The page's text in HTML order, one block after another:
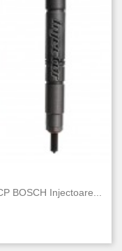
BOSCH Injectoare...